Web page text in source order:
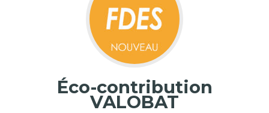
Éco-contribution
VALOBAT